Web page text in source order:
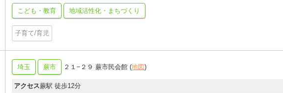
こども・教育
地域活性化・まちづくり
子育て/育児
埼玉
蕨市 ２１−２９ 蕨市民会館 (地図)
アクセス蕨駅 徒歩12分